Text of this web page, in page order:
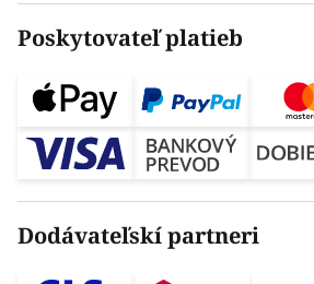
Poskytovateľ platieb
Dodávateľskí partneri